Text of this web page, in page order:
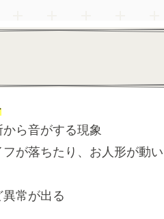
ら音がする現象
が落ちたり、お人形が動
常が出る